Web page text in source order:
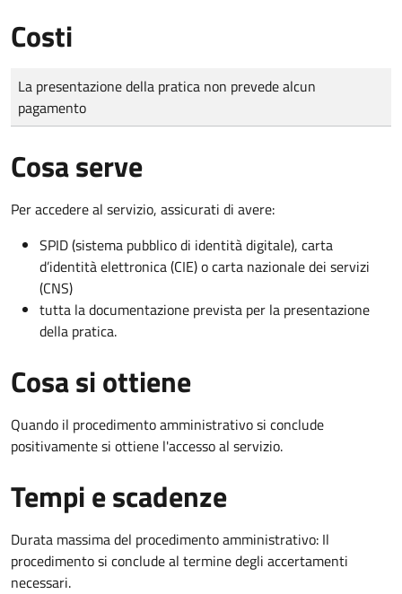
Costi
Tipo di pagamento
Importo
La presentazione della pratica non prevede alcun
pagamento
Cosa serve
Per accedere al servizio, assicurati di avere:
SPID (sistema pubblico di identità digitale), carta
d’identità elettronica (CIE) o carta nazionale dei servizi
(CNS)
tutta la documentazione prevista per la presentazione
della pratica.
Cosa si ottiene
Quando il procedimento amministrativo si conclude
positivamente si ottiene l'accesso al servizio.
Tempi e scadenze
Durata massima del procedimento amministrativo: Il
procedimento si conclude al termine degli accertamenti
necessari.